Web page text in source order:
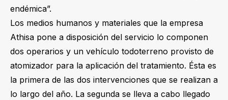
endémica”.
Los medios humanos y materiales que la empresa
Athisa pone a disposición del servicio lo componen
dos operarios y un vehículo todoterreno provisto de
atomizador para la aplicación del tratamiento. Ésta es
la primera de las dos intervenciones que se realizan a
lo largo del año. La segunda se lleva a cabo llegado